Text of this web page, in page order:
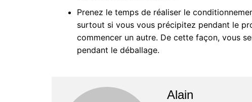
Prenez le temps de réaliser le
surtout si vous vous précipitez pendant le
commencer un autre. De cette façon, vous
pendant le déballage.
Alain